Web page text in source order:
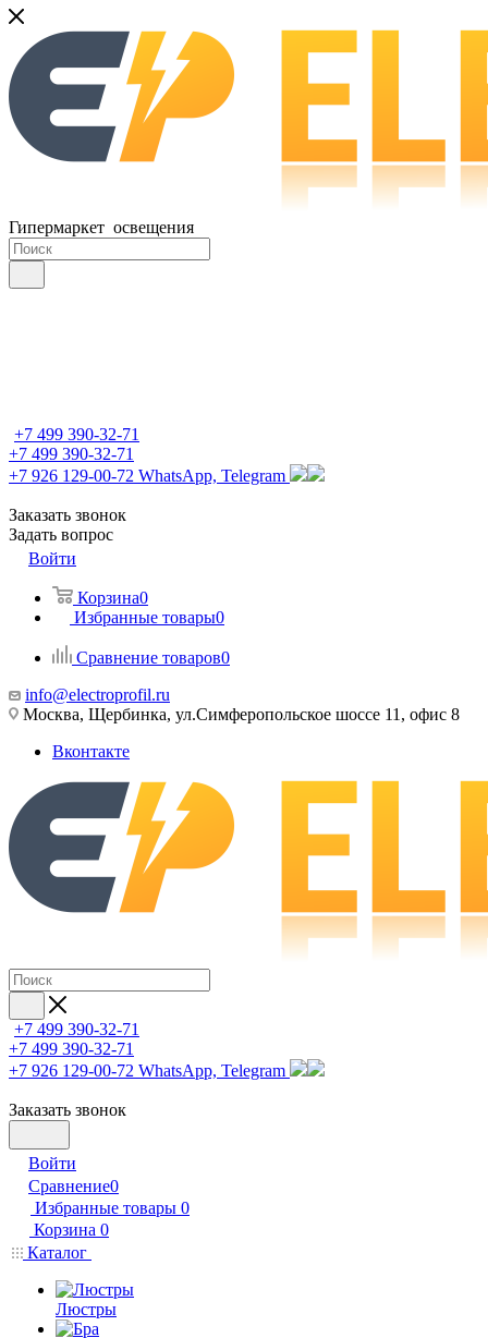
Гипермаркет освещения
+7 499 390-32-71
+7 499 390-32-71
+7 926 129-00-72 WhatsApp, Telegram
Заказать звонок
Задать вопрос
Войти
Корзина0
Избранные товары0
Сравнение товаров0
info@electroprofil.ru
Москва, Щербинка, ул.Симферопольское шоссе 11, офис 8
Вконтакте
+7 499 390-32-71
+7 499 390-32-71
+7 926 129-00-72 WhatsApp, Telegram
Заказать звонок
Войти
Сравнение0
Избранные товары 0
Корзина 0
Каталог
Люстры